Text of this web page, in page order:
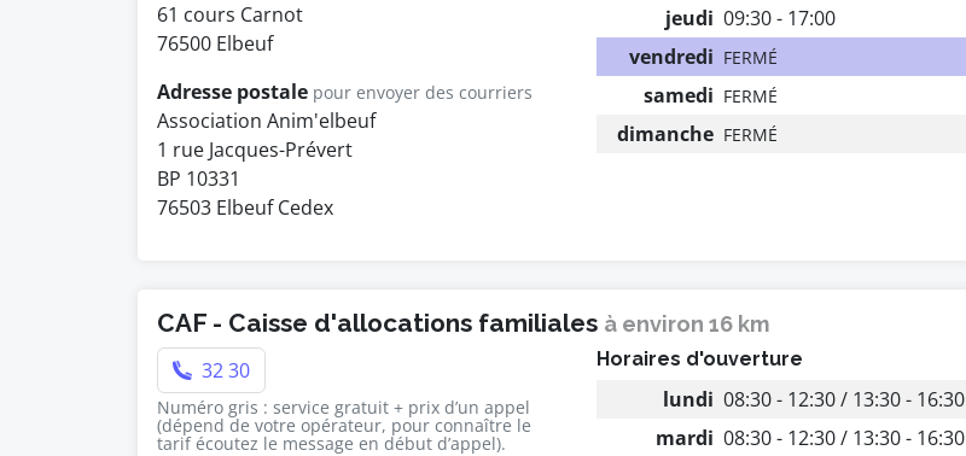
61 cours Carnot
76500 Elbeuf
Adresse postale pour envoyer des courriers
Association Anim'elbeuf
1 rue Jacques-Prévert
BP 10331
76503 Elbeuf Cedex
jeudi 09:30 - 17:00
vendredi FERMÉ
samedi FERMÉ
dimanche FERMÉ
CAF - Caisse d'allocations familiales à environ 16 km
32 30
Numéro gris : service gratuit + prix d’un appel
(dépend de votre opérateur, pour connaître le
tarif écoutez le message en début d’appel).
Horaires d'ouverture
lundi 08:30 - 12:30 / 13:30 - 16:30
mardi 08:30 - 12:30 / 13:30 - 16:30